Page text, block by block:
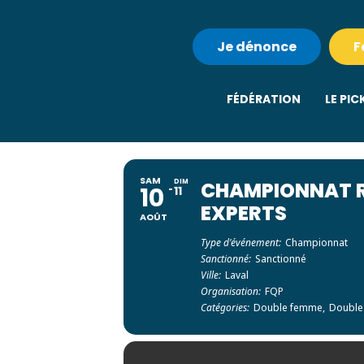
Je dénonce
FÉDÉRATION LE
SAM
10
AOÛT
DIM
11
CHAMPIONNAT
EXPERTS
Type d'événement: Championnat
Sanctionné: Sanctionné
Ville: Laval
Organisation: FQP
Catégories: Double femme,